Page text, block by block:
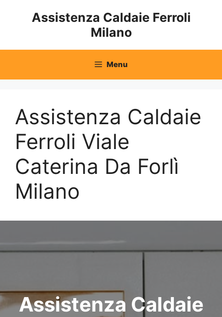
Assistenza Caldaie Ferroli
Milano
Menu
Assistenza Caldaie
Ferroli Viale
Caterina Da Forlì
Milano
Assistenza Caldaie